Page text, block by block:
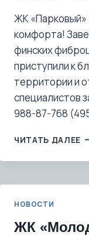
ЖК «Парковый»
комфорта!
финских
приступили к
территории и
специалистов
988-87-768
ЧИТАТЬ ДАЛЕЕ
—
НОВОСТИ
ЖК